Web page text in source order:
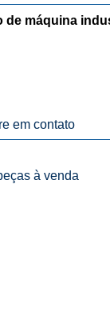
de máquina
em contato
à venda